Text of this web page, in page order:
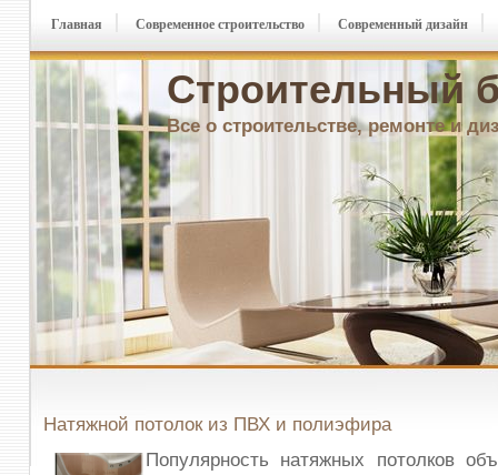
Строительный
Все о строительстве, ремонте и
Главная Современное строительство Современный дизайн
Натяжной потолок из ПВХ и полиэфира
Популярность натяжных потолков